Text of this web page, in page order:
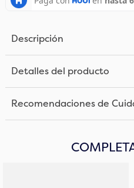
Descripción
Detalles del producto
Recomendaciones de